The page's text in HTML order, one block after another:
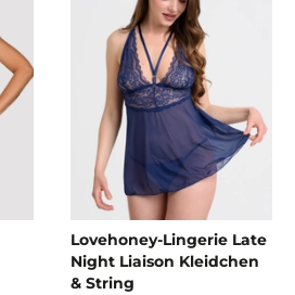
Lovehoney-Lingerie Late
Night Liaison Kleidchen
& String